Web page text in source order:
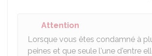
Attention
Lorsque vous êtes condamné à
peines et que seule l'une d'entre